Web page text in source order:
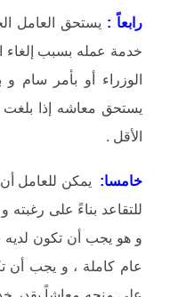
رابعاً : يستحق العامل
خدمة عمله بسبب
الوزراء أو بأمر سام
يستحق معاشه إذا
الأقل .
خامسا:
يمكن للعامل
للتقاعد بناءً على
عام كاملة ، و يجب أن